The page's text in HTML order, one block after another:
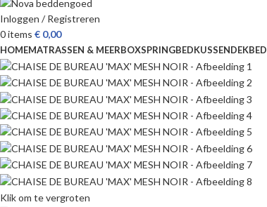
Inloggen / Registreren
0items € 0,00
HOMEMATRASSEN & MEERBOXSPRINGBEDKUSSENDEKBED
Klik om te vergroten